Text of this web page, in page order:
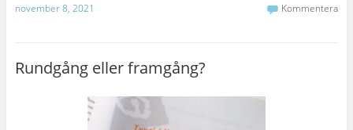
november 8, 2021 Kommentera
Rundgång eller framgång?